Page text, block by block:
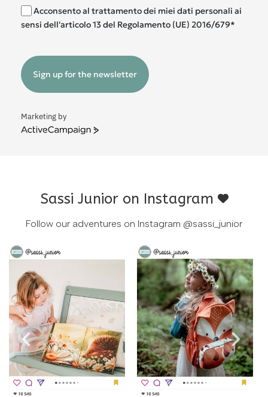
Acconsento al trattamento dei miei dati personali ai
sensi dell'articolo 13 del Regolamento (UE) 2016/679*
Sign up for the newsletter
Marketing by
ActiveCampaign
Sassi Junior on Instagram
Follow our adventures on Instagram @sassi_junior